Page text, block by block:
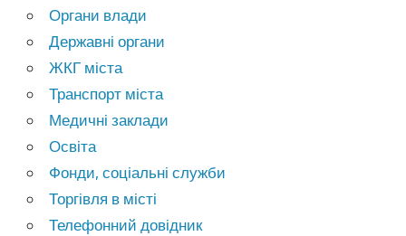
Органи влади
Державні органи
ЖКГ міста
Транспорт міста
Медичні заклади
Освіта
Фонди, соціальні служби
Торгівля в місті
Телефонний довідник